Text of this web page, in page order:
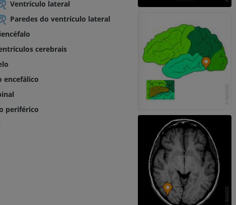
Ventrículo lateral
Paredes do ventrículo lateral
cerebrais
encefálico
periférico
e do pé
Radiografias do membro
Membro superior
Arteriografia do membro
Visible Human Project